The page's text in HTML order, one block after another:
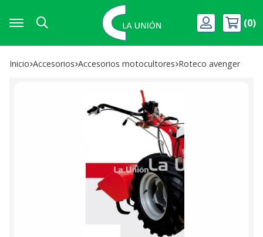
Buscar
0
Inicio accesorios accesorios motocultores roteco avenger